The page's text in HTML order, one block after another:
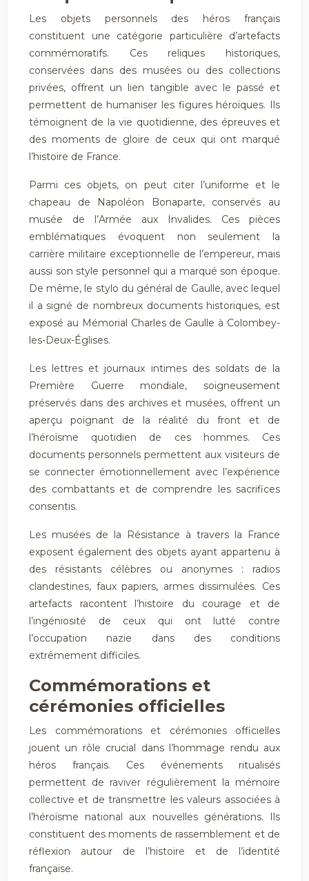
Les objets personnels des héros français
constituent une catégorie particulière d’artefacts
commémoratifs. Ces reliques historiques,
conservées dans des musées ou des collections
privées, offrent un lien tangible avec le passé et
permettent de humaniser les figures héroïques. Ils
témoignent de la vie quotidienne, des épreuves et
des moments de gloire de ceux qui ont marqué
l’histoire de France.
Parmi ces objets, on peut citer l’uniforme et le
chapeau de Napoléon Bonaparte, conservés au
musée de l’Armée aux Invalides. Ces pièces
emblématiques évoquent non seulement la
carrière militaire exceptionnelle de l’empereur, mais
aussi son style personnel qui a marqué son époque.
De même, le stylo du général de Gaulle, avec lequel
il a signé de nombreux documents historiques, est
exposé au Mémorial Charles de Gaulle à Colombey-
les-Deux-Églises.
Les lettres et journaux intimes des soldats de la
Première Guerre mondiale, soigneusement
préservés dans des archives et musées, offrent un
aperçu poignant de la réalité du front et de
l’héroïsme quotidien de ces hommes. Ces
documents personnels permettent aux visiteurs de
se connecter émotionnellement avec l’expérience
des combattants et de comprendre les sacrifices
consentis.
Les musées de la Résistance à travers la France
exposent également des objets ayant appartenu à
des résistants célèbres ou anonymes : radios
clandestines, faux papiers, armes dissimulées. Ces
artefacts racontent l’histoire du courage et de
l’ingéniosité de ceux qui ont lutté contre
l’occupation nazie dans des conditions
extrêmement difficiles.
Commémorations et
cérémonies officielles
Les commémorations et cérémonies officielles
jouent un rôle crucial dans l’hommage rendu aux
héros français. Ces événements ritualisés
permettent de raviver régulièrement la mémoire
collective et de transmettre les valeurs associées à
l’héroïsme national aux nouvelles générations. Ils
constituent des moments de rassemblement et de
réflexion autour de l’histoire et de l’identité
française.